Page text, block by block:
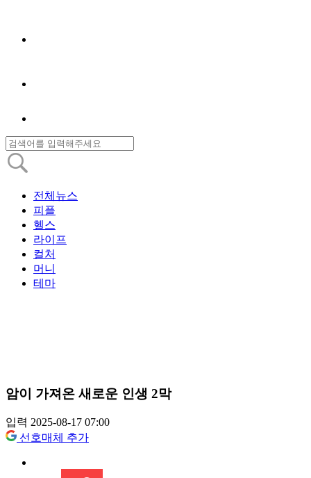
전체뉴스
피플
헬스
라이프
컬처
머니
테마
암이 가져온 새로운 인생 2막
입력 2025-08-17 07:00
선호매체 추가